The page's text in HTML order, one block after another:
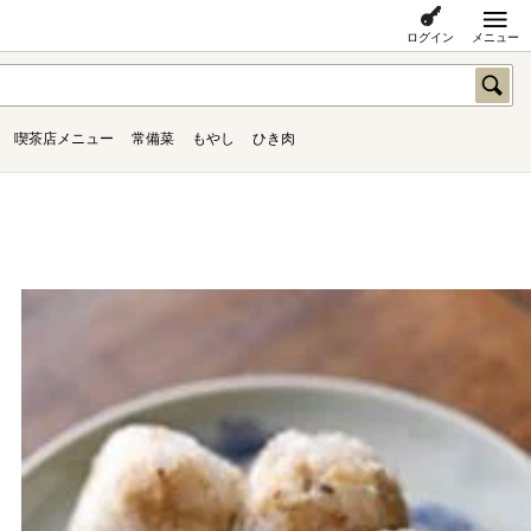
ログイン メニュー
喫茶店メニュー 常備菜 もやし ひき肉